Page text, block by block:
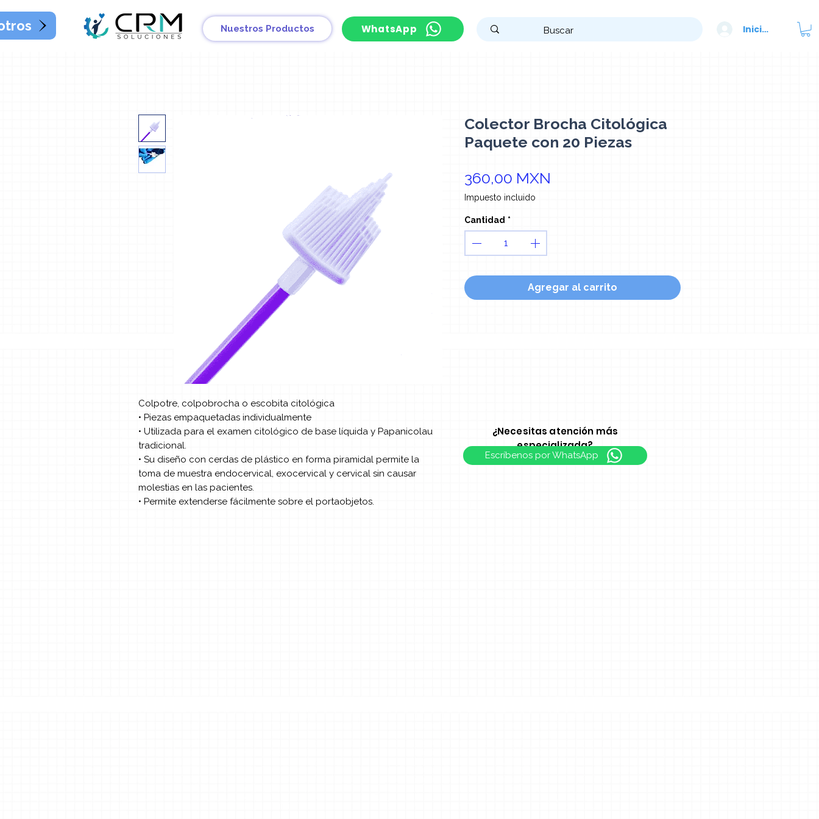
Nuestros Productos WhatsApp Iniciar sesión
Colpotre, colpobrocha o escobita citológica
• Piezas empaquetadas individualmente
• Utilizada para el examen citológico de base líquida y Papanicolau
tradicional.
• Su diseño con cerdas de plástico en forma piramidal permite la
toma de muestra endocervical, exocervical y cervical sin causar
molestias en las pacientes.
• Permite extenderse fácilmente sobre el portaobjetos.
Colector Brocha Citológica
Paquete con 20 Piezas
360,00 MXN
Impuesto incluido
Cantidad *
Agregar al carrito
¿Necesitas atención más
especializada?
Escríbenos por WhatsApp